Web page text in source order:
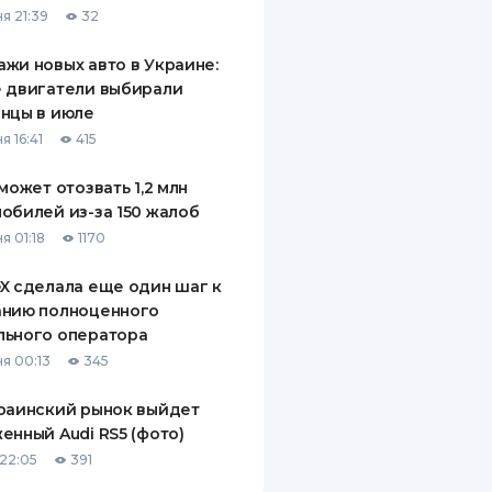
ПОЛИСЫ
КОМПАНИИ
О СТРАХОВЫХ
21:39 32
новых авто в Украине:
двигатели выбирали
в июле
16:41 415
отозвать 1,2 млн
из-за 150 жалоб
01:18 1170
сделала еще один шаг к
полноценного
оператора
00:13 345
рынок выйдет
Audi RS5 (фото)
391